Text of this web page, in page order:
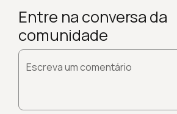
Entre na conversa da
comunidade
Escreva um comentário